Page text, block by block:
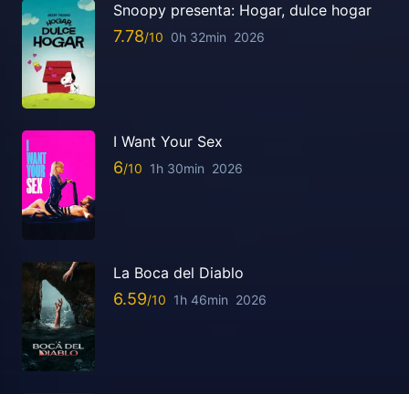
Snoopy presenta: Hogar, dulce hogar
7.78 0h 32min 2026
I Want Your Sex
6 1h 30min 2026
La Boca del Diablo
6.59 1h 46min 2026